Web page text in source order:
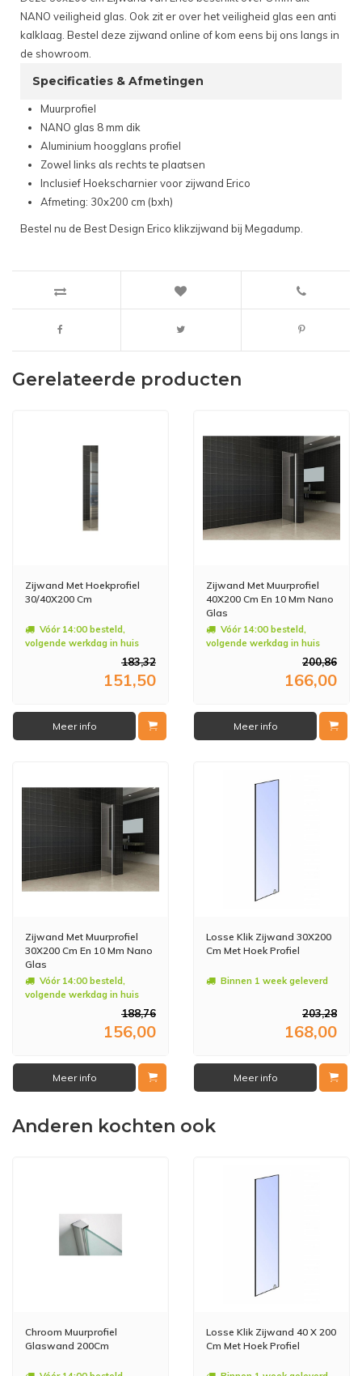
NANO veiligheid glas. Ook zit er over het veiligheid glas een anti
kalklaag. Bestel deze zijwand online of kom eens bij ons langs in
de showroom.
Specificaties & Afmetingen
Muurprofiel
NANO glas 8 mm dik
Aluminium hoogglans profiel
Zowel links als rechts te plaatsen
Inclusief Hoekscharnier voor zijwand Erico
Afmeting: 30x200 cm (bxh)
Bestel nu de Best Design Erico klikzijwand bij Megadump.
Gerelateerde producten
Zijwand Met Hoekprofiel
30/40X200 Cm
Vóór 14:00 besteld,
volgende werkdag in huis
183,32
151,50
Meer info
Zijwand Met Muurprofiel
40X200 Cm En 10 Mm Nano
Glas
Vóór 14:00 besteld,
volgende werkdag in huis
200,86
166,00
Meer info
Zijwand Met Muurprofiel
30X200 Cm En 10 Mm Nano
Glas
Vóór 14:00 besteld,
volgende werkdag in huis
188,76
156,00
Meer info
Losse Klik Zijwand 30X200
Cm Met Hoek Profiel
Binnen 1 week geleverd
203,28
168,00
Meer info
Anderen kochten ook
Chroom Muurprofiel
Glaswand 200Cm
Losse Klik Zijwand 40 X 200
Cm Met Hoek Profiel